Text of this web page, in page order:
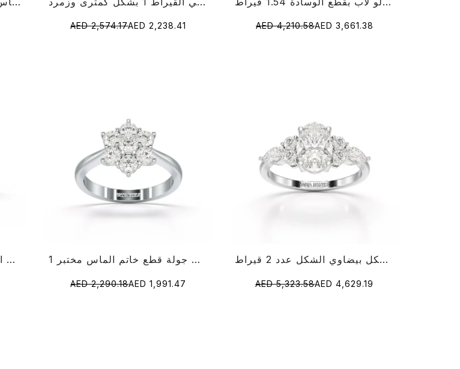
AED 2,574.17AED 2,238.41 AED 4,210.58AED 3,661.38
0.6 قيراط خاتم الماس قطع الزمرد البسيط 1 قيراط جولة قطع خاتم الماس مختبر
AED 2,290.18AED 1,991.47
خاتم ألماس دائري الشكل بيضاوي الشكل عدد 2 قيراط
AED 5,323.58AED 4,629.19